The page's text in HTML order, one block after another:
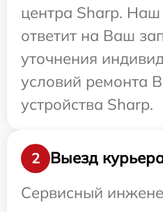
центра Sharp. Наш
ответит на Ваш
уточнения
условий ремонта
устройства Sharp.
2
Выезд
Сервисный